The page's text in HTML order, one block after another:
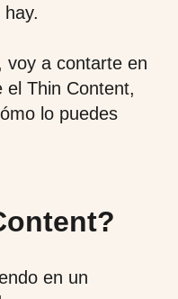
voy a contarte en
el Thin Content,
lo puedes